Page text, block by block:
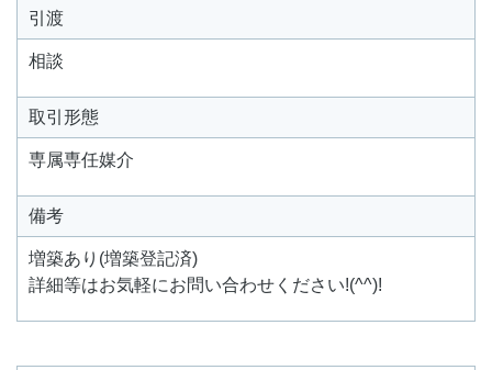
引渡
相談
取引形態
専属専任媒介
備考
増築あり(増築登記済)
詳細等はお気軽にお問い合わせください!(^^)!